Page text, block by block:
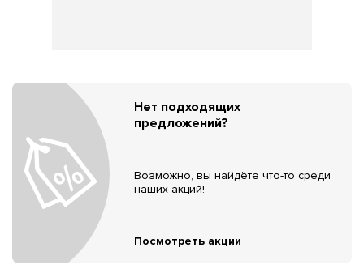
Нет подходящих
предложений?
Возможно, вы найдёте что-то среди
наших акций!
Посмотреть акции